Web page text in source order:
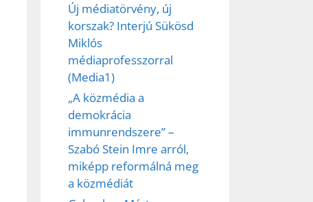
Új médiatörvény, új
korszak? Interjú Sükösd
Miklós
médiaprofesszorral
(Media1)
„A közmédia a
demokrácia
immunrendszere” –
Szabó Stein Imre arról,
miképp reformálná meg
a közmédiát